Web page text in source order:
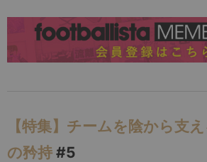
【特集】チームを陰から支
の矜持 #5